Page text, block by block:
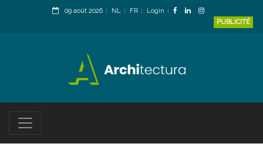
09 août 2026 NL FR
Login
PUBLICITÉ